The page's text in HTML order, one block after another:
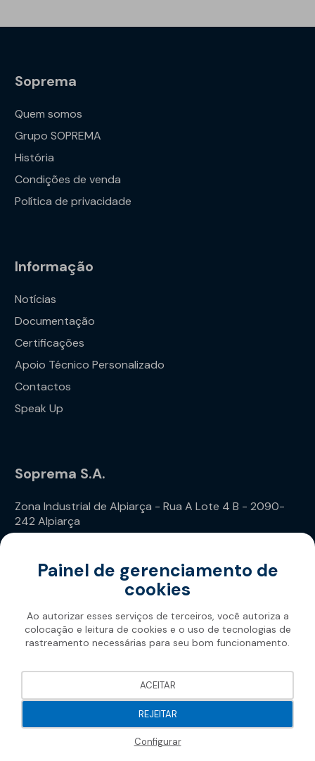
Soprema
Quem somos
Grupo SOPREMA
História
Condições de venda
Política de privacidade
Informação
Notícias
Documentação
Certificações
Apoio Técnico Personalizado
Contactos
Speak Up
Soprema S.A.
Zona Industrial de Alpiarça - Rua A Lote 4 B - 2090-
242 Alpiarça
Soprema 2026
Painel de gerenciamento de
cookies
Ao autorizar esses serviços de terceiros, você autoriza a
colocação e leitura de cookies e o uso de tecnologias de
rastreamento necessárias para seu bom funcionamento.
REJEITAR
Configurar
ACEITAR